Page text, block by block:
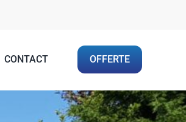
CONTACT OFFERTE